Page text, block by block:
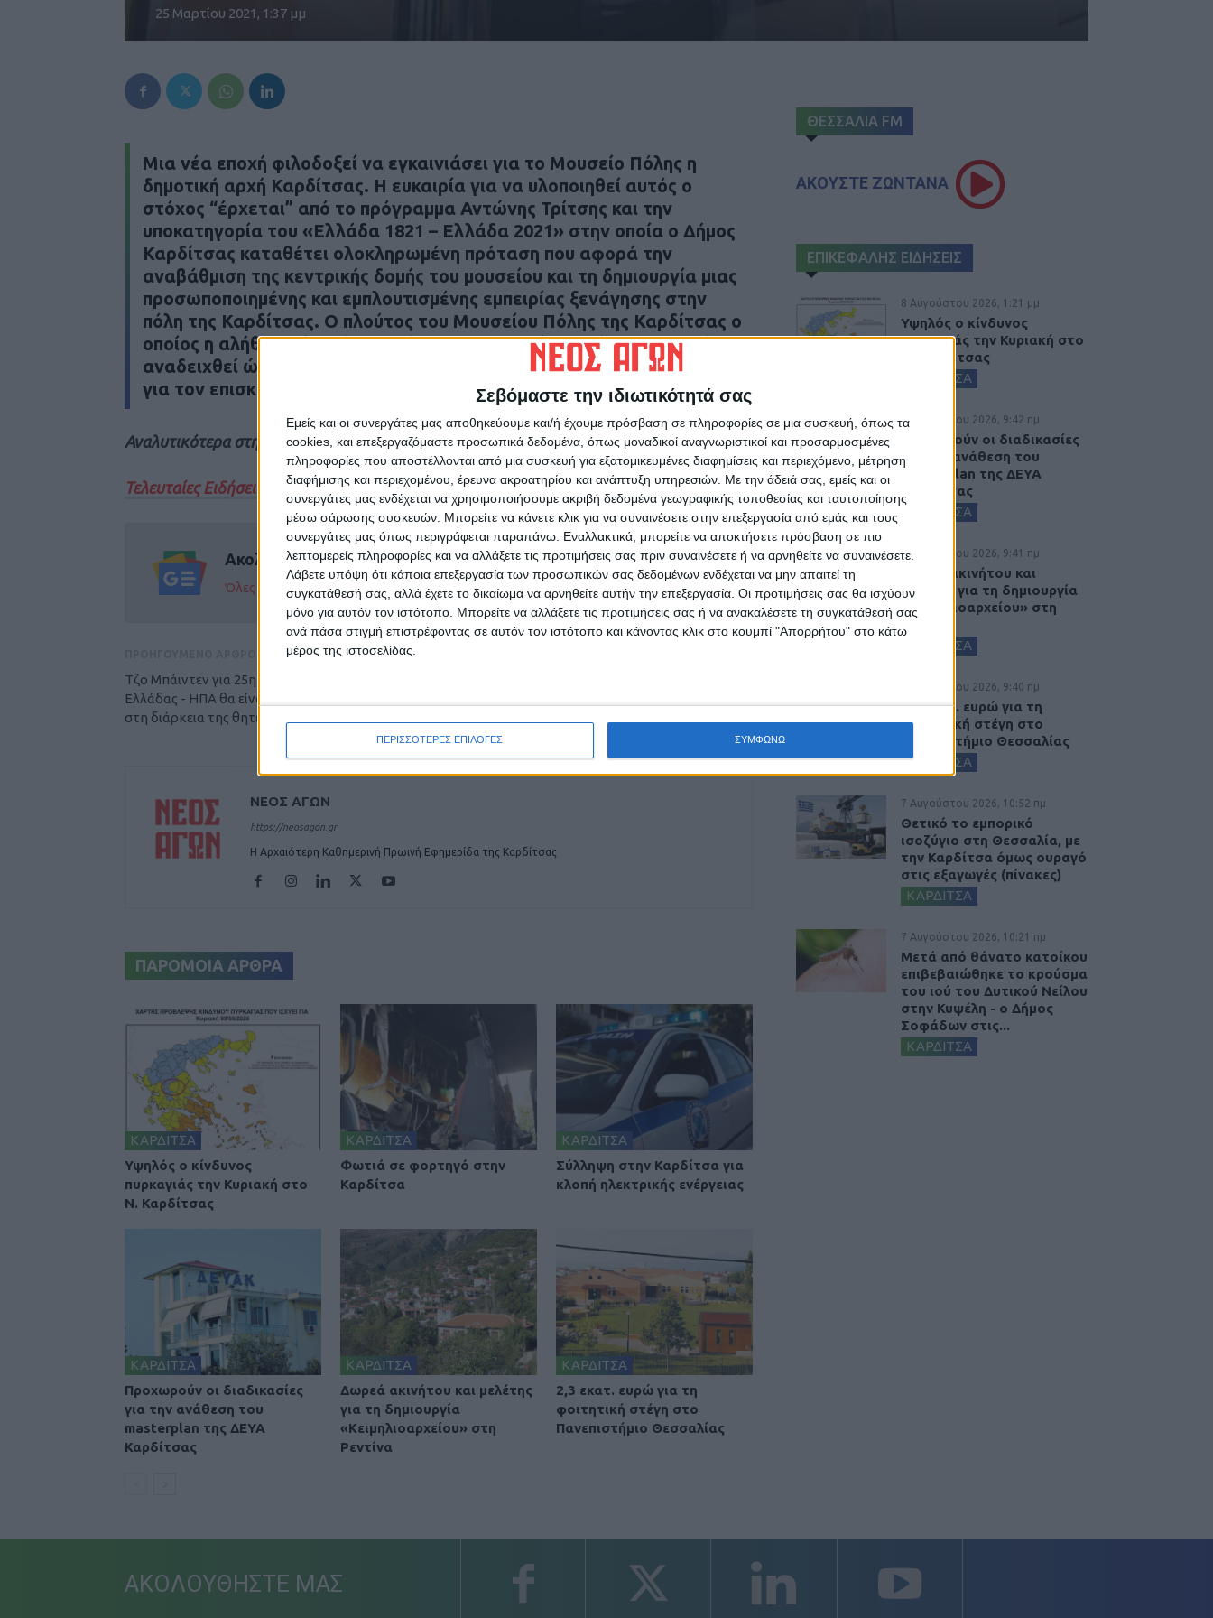
Σεβόμαστε την ιδιωτικότητά σας
Εμείς και οι συνεργάτες μας αποθηκεύουμε και/ή έχουμε πρόσβαση σε πληροφορίες σε μια συσκευή, όπως τα
cookies, και επεξεργαζόμαστε προσωπικά δεδομένα, όπως μοναδικοί αναγνωριστικοί και προσαρμοσμένες
πληροφορίες που αποστέλλονται από μια συσκευή για εξατομικευμένες διαφημίσεις και περιεχόμενο, μέτρηση
διαφήμισης και περιεχομένου, έρευνα ακροατηρίου και ανάπτυξη υπηρεσιών. Με την άδειά σας, εμείς και οι
συνεργάτες μας ενδέχεται να χρησιμοποιήσουμε ακριβή δεδομένα γεωγραφικής τοποθεσίας και ταυτοποίησης
μέσω σάρωσης συσκευών. Μπορείτε να κάνετε κλικ για να συναινέσετε στην επεξεργασία από εμάς και τους
συνεργάτες μας όπως περιγράφεται παραπάνω. Εναλλακτικά, μπορείτε να αποκτήσετε πρόσβαση σε πιο
λεπτομερείς πληροφορίες και να αλλάξετε τις προτιμήσεις σας πριν συναινέσετε ή να αρνηθείτε να συναινέσετε.
Λάβετε υπόψη ότι κάποια επεξεργασία των προσωπικών σας δεδομένων ενδέχεται να μην απαιτεί τη
συγκατάθεσή σας, αλλά έχετε το δικαίωμα να αρνηθείτε αυτήν την επεξεργασία. Οι προτιμήσεις σας θα ισχύουν
μόνο για αυτόν τον ιστότοπο. Μπορείτε να αλλάξετε τις προτιμήσεις σας ή να ανακαλέσετε τη συγκατάθεσή σας
ανά πάσα στιγμή επιστρέφοντας σε αυτόν τον ιστότοπο και κάνοντας κλικ στο κουμπί "Απορρήτου" στο κάτω
μέρος της ιστοσελίδας.
ΠΕΡΙΣΣΟΤΕΡΕΣ ΕΠΙΛΟΓΕΣ ΣΥΜΦΩΝΩ
25 Μαρτίου 2021, 1:37 μμ
Μια νέα εποχή φιλοδοξεί να εγκαινιάσει για το Μουσείο Πόλης η
δημοτική αρχή Καρδίτσας. Η ευκαιρία για να υλοποιηθεί αυτός ο
στόχος “έρχεται” από το πρόγραμμα Αντώνης Τρίτσης και την
υποκατηγορία του «Ελλάδα 1821 – Ελλάδα 2021» στην οποία ο Δήμος
Καρδίτσας καταθέτει ολοκληρωμένη πρόταση που αφορά την
αναβάθμιση της κεντρικής δομής του μουσείου και τη δημιουργία μιας
προσωποποιημένης και εμπλουτισμένης εμπειρίας ξενάγησης στην
πόλη της Καρδίτσας. Ο πλούτος του Μουσείου Πόλης της Καρδίτσας ο
οποίος η αλήθεια είναι ότι δεν έχει αξιοποιηθεί στο μέγιστο βαθμό, θα
αναδειχθεί ώστε να αποτελέσει τον πυρήνα μιας μοναδικής εμπειρίας
για τον επισκέπτη αλλά και γνώσης για τους ντόπιους.
Αναλυτικότερα στην έντυπη έκδοση του Νέου Αγώνα
Τελευταίες Ειδήσεις Σήμερα
Ακολούθησε την εφημερίδα ΝΕΟΣ ΑΓΩΝ στο Google News!
Όλες οι εξελίξεις στην περιοχή της Καρδίτσας και ευρύτερα της Θεσσαλίας
Τζο Μπάιντεν για 25η Μαρτίου: Η σχέση
Ελλάδας - ΗΠΑ θα είναι στενότερη από ποτέ,
στη διάρκεια της θητείας μου
ΝΕΟΣ ΑΓΩΝ
https://neosagon.gr
Η Αρχαιότερη Καθημερινή Πρωινή Εφημερίδα της Καρδίτσας
ΠΑΡΟΜΟΙΑ ΑΡΘΡΑ
ΚΑΡΔΙΤΣΑ
Υψηλός ο κίνδυνος
πυρκαγιάς την Κυριακή στο
Ν. Καρδίτσας
ΚΑΡΔΙΤΣΑ
Φωτιά σε φορτηγό στην
Καρδίτσα
ΚΑΡΔΙΤΣΑ
Σύλληψη στην Καρδίτσα για
κλοπή ηλεκτρικής ενέργειας
ΚΑΡΔΙΤΣΑ
Προχωρούν οι διαδικασίες
για την ανάθεση του
masterplan της ΔΕΥΑ
Καρδίτσας
ΚΑΡΔΙΤΣΑ
Δωρεά ακινήτου και μελέτης
για τη δημιουργία
«Κειμηλιοαρχείου» στη
Ρεντίνα
ΚΑΡΔΙΤΣΑ
2,3 εκατ. ευρώ για τη
φοιτητική στέγη στο
Πανεπιστήμιο Θεσσαλίας
ΘΕΣΣΑΛΙΑ FM
ΑΚΟΥΣΤΕ ΖΩΝΤΑΝΑ
ΕΠΙΚΕΦΑΛΗΣ ΕΙΔΗΣΕΙΣ
8 Αυγούστου 2026, 1:21 μμ
Υψηλός ο κίνδυνος
πυρκαγιάς την Κυριακή στο
Ν. Καρδίτσας
ΚΑΡΔΙΤΣΑ
8 Αυγούστου 2026, 9:42 πμ
Προχωρούν οι διαδικασίες
για την ανάθεση του
masterplan της ΔΕΥΑ
Καρδίτσας
ΚΑΡΔΙΤΣΑ
8 Αυγούστου 2026, 9:41 πμ
Δωρεά ακινήτου και
μελέτης για τη δημιουργία
«Κειμηλιοαρχείου» στη
ΚΑΡΔΙΤΣΑ
8 Αυγούστου 2026, 9:40 πμ
2,3 εκατ. ευρώ για τη
φοιτητική στέγη στο
Πανεπιστήμιο Θεσσαλίας
ΚΑΡΔΙΤΣΑ
7 Αυγούστου 2026, 10:52 πμ
Θετικό το εμπορικό
ισοζύγιο στη Θεσσαλία, με
την Καρδίτσα όμως ουραγό
στις εξαγωγές (πίνακες)
ΚΑΡΔΙΤΣΑ
7 Αυγούστου 2026, 10:21 πμ
Μετά από θάνατο κατοίκου
επιβεβαιώθηκε το κρούσμα
του ιού του Δυτικού Νείλου
στην Κυψέλη - ο Δήμος
Σοφάδων στις...
ΚΑΡΔΙΤΣΑ
ΑΚΟΛΟΥΘΗΣΤΕ ΜΑΣ